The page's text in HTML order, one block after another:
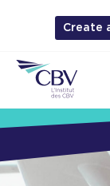
Create